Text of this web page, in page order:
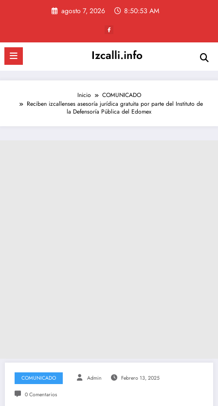
agosto 7, 2026 8:50:54 AM
Izcalli.info
Inicio
COMUNICADO
Reciben izcallenses asesoría jurídica gratuita por parte del Instituto de
la Defensoría Pública del Edomex
COMUNICADO Admin Febrero 13, 2025
0 Comentarios